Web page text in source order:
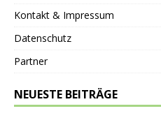
Kontakt & Impressum
Datenschutz
Partner
NEUESTE BEITRÄGE